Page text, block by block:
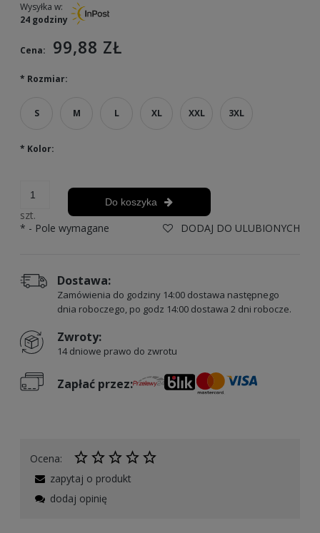
Wysyłka w:
24 godziny
Cena: 99,88 ZŁ
* Rozmiar:
S M L XL XXL 3XL
* Kolor:
szt.
Do koszyka
DODAJ DO ULUBIONYCH
* - Pole wymagane
Dostawa:
Zamówienia do godziny 14:00 dostawa następnego
dnia roboczego, po godz 14:00 dostawa 2 dni robocze.
Zwroty:
14 dniowe prawo do zwrotu
Zapłać przez:
Ocena:
zapytaj o produkt
dodaj opinię